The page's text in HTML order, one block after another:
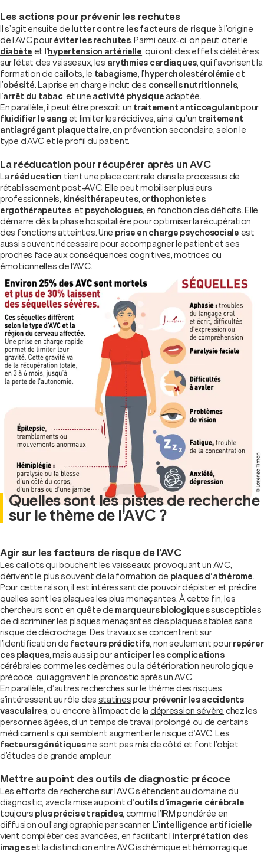
Les actions pour prévenir les rechutes
Il s’agit ensuite de lutter contre les facteurs de risque à l’origine
de l’AVC pouréviter les rechutes. Parmi ceux-ci, on peut citer le
diabète et l’hypertension artérielle, qui ont des effets délétères
sur l’état des vaisseaux, les arythmies cardiaques, qui favorisent la
formation de caillots, le tabagisme, l’hypercholestérolémieet
l’obésité. La prise en charge inclut des conseils nutritionnels,
l’arrêt du tabac, et une activité physique adaptée.
En parallèle, il peut être prescrit un traitement anticoagulantpour
fluidifier le sang et limiter les récidives, ainsi qu’un traitement
antiagrégant plaquettaire, en prévention secondaire, selon le
type d’AVC et le profil du patient.
La rééducation pour récupérer après un AVC
Larééducation tient une place centrale dans le processus de
rétablissement post-AVC. Elle peut mobiliser plusieurs
professionnels, kinésithérapeutes, orthophonistes,
ergothérapeutes, et psychologues, en fonction des déficits. Elle
démarre dès la phase hospitalière pour optimiser la récupération
des fonctions atteintes. Une prise en charge psychosociale est
aussi souvent nécessaire pour accompagner le patient et ses
proches face aux conséquences cognitives, motrices ou
émotionnelles de l’AVC.
Quelles sont les pistes de recherche
sur le thème de l’AVC ?
Agir sur les facteurs de risque de l’AVC
Les caillots qui bouchent les vaisseaux, provoquant un AVC,
dérivent le plus souvent de la formation de plaques d’athérome.
Pour cette raison, il est intéressant de pouvoir dépister et prédire
quelles sont les plaques les plus menaçantes. À cette fin, les
chercheurs sont en quête de marqueurs biologiquessusceptibles
de discriminer les plaques menaçantes des plaques stables sans
risque de décrochage. Des travaux se concentrent sur
l’identification de facteurs prédictifs, non seulement pourrepérer
ces plaques, mais aussi pour anticiper les complications
cérébrales comme lesœdèmesou ladétérioration neurologique
précoce, qui aggravent le pronostic après un AVC.
En parallèle, d’autres recherches sur le thème des risques
s’intéressent au rôle des statinespour prévenir les accidents
vasculaires, ou encore à l’impact de ladépression sévère chez les
personnes âgées, d’un temps de travail prolongé ou de certains
médicaments qui semblent augmenter le risque d’AVC. Les
facteurs génétiquesne sont pas mis de côté et font l’objet
d’études de grande ampleur.
Mettre au point des outils de diagnostic précoce
Les efforts de recherche sur l’AVC s’étendent au domaine du
diagnostic, avec la mise au point d’outils d’imagerie cérébrale
toujours plus précis et rapides, comme l’IRM pondérée en
diffusion ou l’angiographie par scanner. L’intelligence artificielle
vient compléter ces avancées, en facilitant l’interprétation des
imageset la distinction entre AVC ischémique et hémorragique.